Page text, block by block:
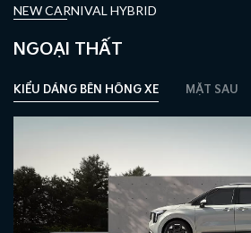
NEW CARNIVAL HYBRID
NGOẠI THẤT
KIỂU DÁNG BÊN HÔNG XE MẶT SAU